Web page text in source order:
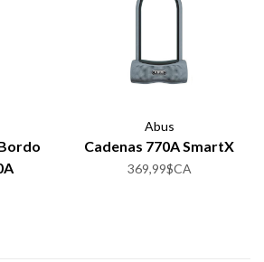
Abus
Cadenas 770A SmartX
369,99$CA